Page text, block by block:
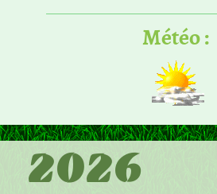
Météo :
2026